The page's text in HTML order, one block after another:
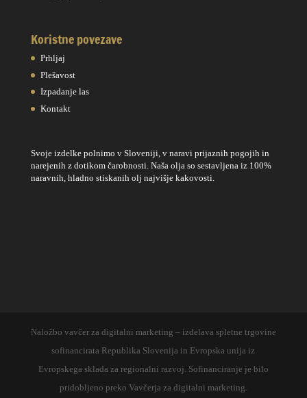
Koristne povezave
Prhljaj
Plešavost
Izpadanje las
Kontakt
Svoje izdelke polnimo v Sloveniji, v naravi prijaznih pogojih in
narejenih z dotikom čarobnosti. Naša olja so sestavljena iz 100%
naravnih, hladno stiskanih olj najvišje kakovosti.
Naložbo vavčer za digitalni marketing – izdelava spletne trgovine
sofinancirata Republika Slovenija in Evropska unija iz
Evropskega sklada za regionalni razvoj. Sofinanciranje je bilo
pridobljeno preko Vavčerja za digitalni marketing.